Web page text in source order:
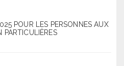
POUR LES PERSONNES AUX
PARTICULIÈRES